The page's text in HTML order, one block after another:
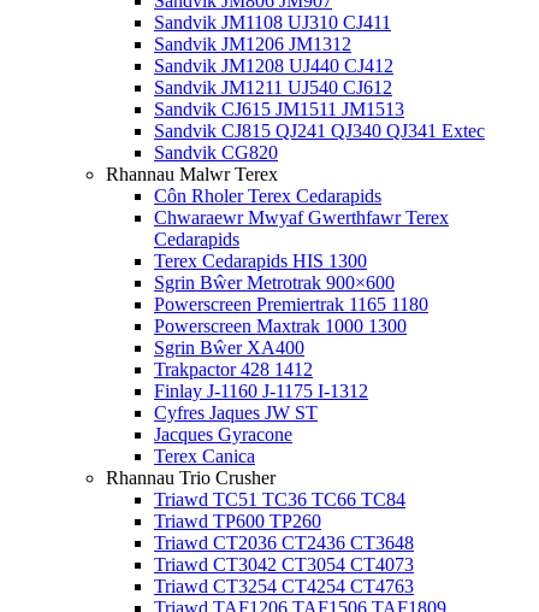
Sandvik JM1108 UJ310 CJ411
Sandvik JM1206 JM1312
Sandvik JM1208 UJ440 CJ412
Sandvik JM1211 UJ540 CJ612
Sandvik CJ615 JM1511 JM1513
Sandvik CJ815 QJ241 QJ340 QJ341 Extec
Sandvik CG820
Rhannau Malwr Terex
Côn Rholer Terex Cedarapids
Chwaraewr Mwyaf Gwerthfawr Terex
Cedarapids
Terex Cedarapids HIS 1300
Sgrin Bŵer Metrotrak 900×600
Powerscreen Premiertrak 1165 1180
Powerscreen Maxtrak 1000 1300
Sgrin Bŵer XA400
Trakpactor 428 1412
Finlay J-1160 J-1175 I-1312
Cyfres Jaques JW ST
Jacques Gyracone
Terex Canica
Rhannau Trio Crusher
Triawd TC51 TC36 TC66 TC84
Triawd TP600 TP260
Triawd CT2036 CT2436 CT3648
Triawd CT3042 CT3054 CT4073
Triawd CT3254 CT4254 CT4763
Triawd TAF1206 TAF1506 TAF1809